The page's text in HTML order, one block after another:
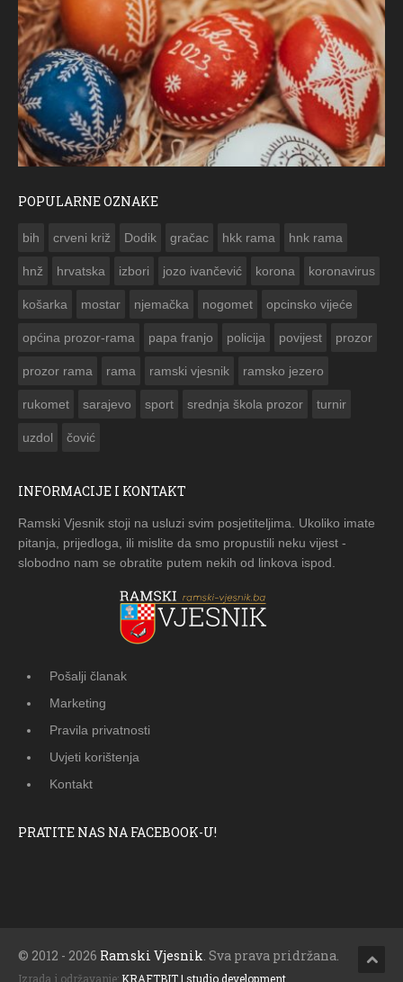
POPULARNE OZNAKE
bih crveni križ Dodik gračac hkk rama hnk rama
hnž hrvatska izbori jozo ivančević korona koronavirus
košarka mostar njemačka nogomet opcinsko vijeće
općina prozor-rama papa franjo policija povijest prozor
prozor rama rama ramski vjesnik ramsko jezero
rukomet sarajevo sport srednja škola prozor turnir
uzdol čović
INFORMACIJE I KONTAKT
Ramski Vjesnik stoji na usluzi svim posjetiteljima. Ukoliko imate
pitanja, prijedloga, ili mislite da smo propustili neku vijest -
slobodno nam se obratite putem nekih od linkova ispod.
Pošalji članak
Marketing
Pravila privatnosti
Uvjeti korištenja
Kontakt
PRATITE NAS NA FACEBOOK-U!
© 2012 - 2026 Ramski Vjesnik . Sva prava pridržana.
Izrada i održavanje: KRAFTBIT | studio development